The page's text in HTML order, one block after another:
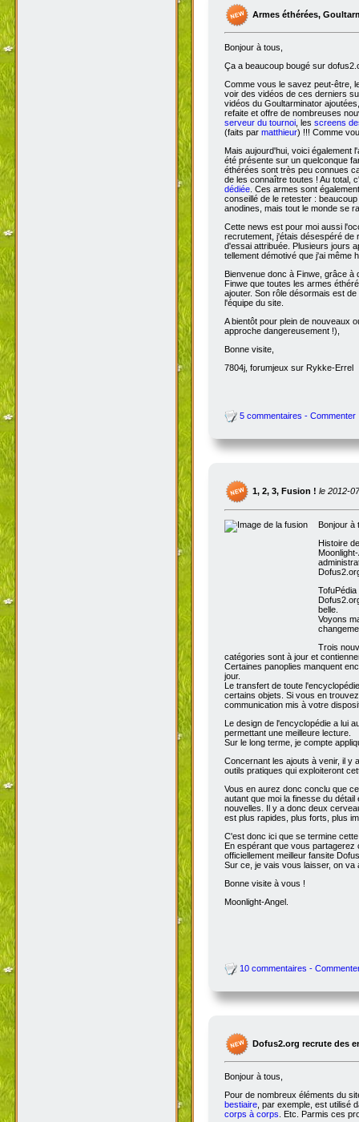
Armes éthérées,
Bonjour à tous,
Ça a beaucoup bougé sur
Comme vous le savez peut-être,
voir des vidéos de ces derniers
vidéos du Goultarminator
refaite et offre de nombreuses
serveur du tournoi, les screens
(faits par matthieur) !!! Comme
Mais aujourd'hui, voici également
été présente sur un quelconque
éthérées sont très peu connues
de les connaître toutes ! Au total,
dédiée. Ces armes sont
conseillé de le retester :
anodines, mais tout le monde se
Cette news est pour moi aussi
recrutement, j'étais désespéré de
d'essai attribuée. Plusieurs jours
tellement démotivé que j'ai même
Bienvenue donc à Finwe, grâce
Finwe que toutes les armes
ajouter. Son rôle désormais est
l'équipe du site.
A bientôt pour plein de nouveaux
approche dangereusement !),
Bonne visite,
7804j, forumjeux sur Rykke-Errel
5 commentaires - Commenter
1, 2, 3, Fusion ! le 2012-
Bonjour à
Histoire
belle.
Voyons
Trois
catégories sont à jour et
Certaines panoplies manquent
jour.
Le transfert de toute
certains objets. Si vous en
communication mis à votre
Le design de l'encyclopédie a lui
permettant une meilleure lecture.
Sur le long terme, je compte
Concernant les ajouts à venir, il y
outils pratiques qui exploiteront
Vous en aurez donc conclu que
autant que moi la finesse du
nouvelles. Il y a donc deux
est plus rapides, plus forts, plus
C'est donc ici que se termine
En espérant que vous
officiellement meilleur fansite
Sur ce, je vais vous laisser, on va
Bonne visite à vous !
Moonlight-Angel.
10 commentaires -
Dofus2.org recrute des
Bonjour à tous,
Pour de nombreux éléments du
bestiaire, par exemple, est utilisé
corps à corps. Etc. Parmis ces